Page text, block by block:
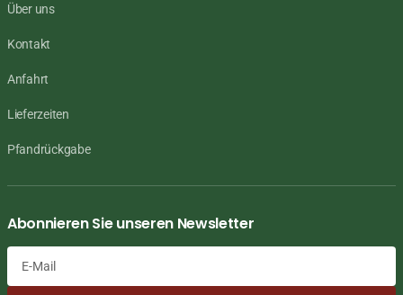
Über uns
Kontakt
Anfahrt
Lieferzeiten
Pfandrückgabe
Abonnieren Sie unseren Newsletter